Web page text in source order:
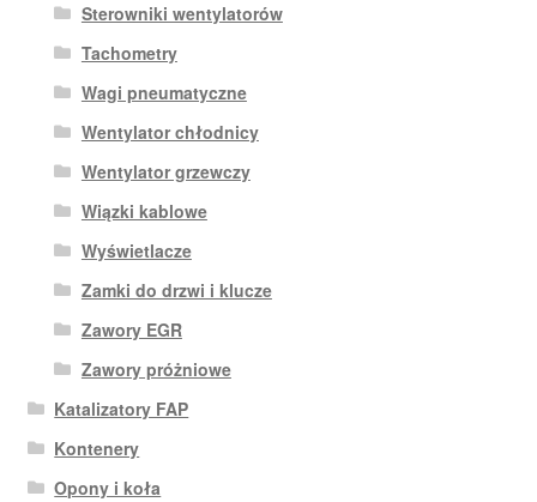
Sterowniki wentylatorów
Tachometry
Wagi pneumatyczne
Wentylator chłodnicy
Wentylator grzewczy
Wiązki kablowe
Wyświetlacze
Zamki do drzwi i klucze
Zawory EGR
Zawory próżniowe
Katalizatory FAP
Kontenery
Opony i koła